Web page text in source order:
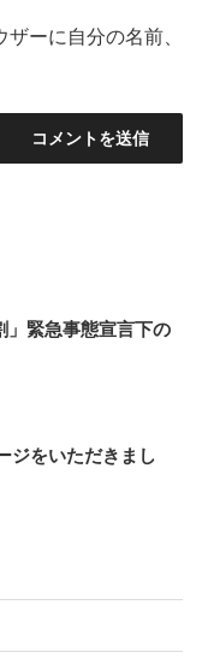
ーに自分の名前、
」緊急事態宣言下の
ジをいただきまし